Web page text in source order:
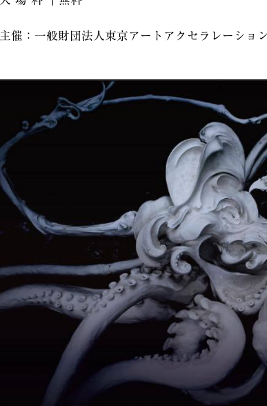
主催：一般財団法人東京アートアクセラレーション